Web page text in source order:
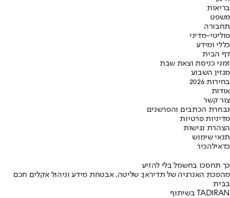
בריאות
משפט
תחבורה
פוליטי-מדיני
כללי ומידע
דף הבית
זמני כניסת וצאת שבת
מגזין השבוע
בחירות 2026
אודות
צור קשר
נבחרת הכתבים והפרשנים
מדיניות פרטיות
הצהרת נגישות
תנאי שימוש
כדאילהכיר
כך תחסכו בחשמל בלי להזיע
מהפכת האנרגיה של תדיראן: שליטה, אבטחת מידע וניהול אקלים חכם
בבית
בשיתוף TADIRAN